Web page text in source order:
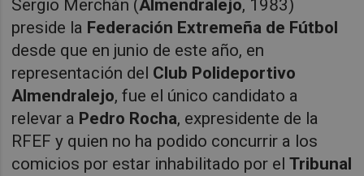
Sergio Merchán (Almendralejo, 1983)
preside la Federación Extremeña de Fútbol
desde que en junio de este año, en
representación del Club Polideportivo
Almendralejo, fue el único candidato a
relevar a Pedro Rocha, expresidente de la
RFEF y quien no ha podido concurrir a los
comicios por estar inhabilitado por el Tribunal